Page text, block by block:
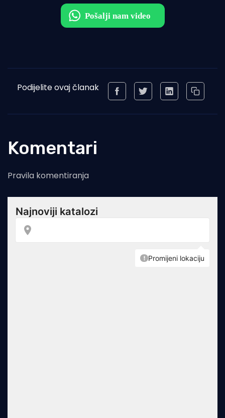
Podijelite ovaj članak
Komentari
Pravila komentiranja